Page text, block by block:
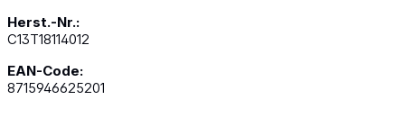
Herst.-Nr.:
C13T18114012
EAN-Code:
8715946625201